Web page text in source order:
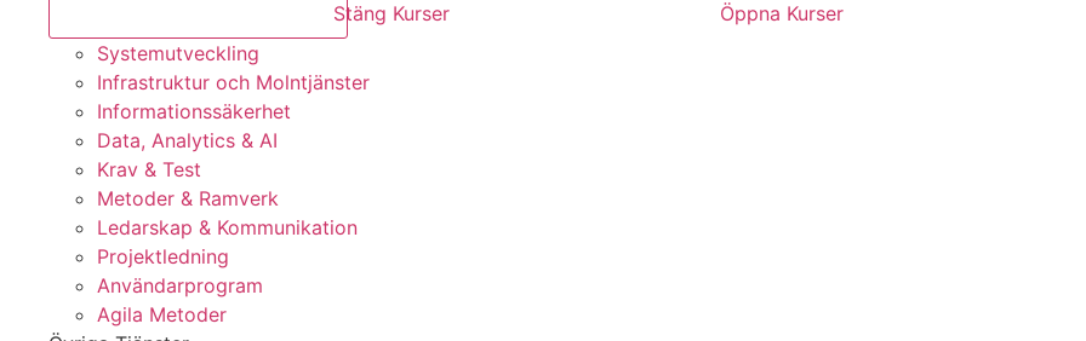
Stäng Kurser
Öppna Kurser
Systemutveckling
Infrastruktur och Molntjänster
Informationssäkerhet
Data, Analytics & AI
Krav & Test
Metoder & Ramverk
Ledarskap & Kommunikation
Projektledning
Användarprogram
Agila Metoder